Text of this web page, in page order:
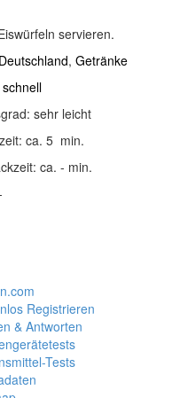
servieren.
Deutschland, Getränke
schnell
sehr leicht
ca. 5 min.
ca. - min.
Registrieren
& Antworten
Tests